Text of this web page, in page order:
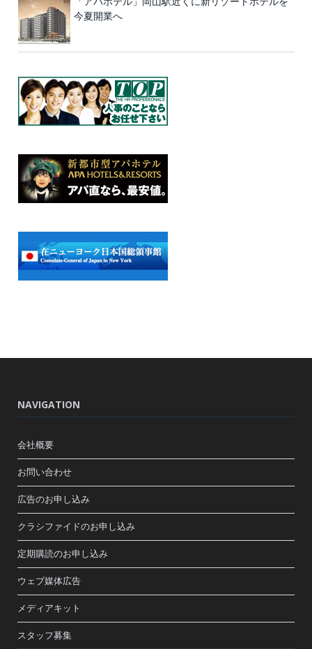
今夏開業へ
NAVIGATION
会社概要
お問い合わせ
広告のお申し込み
クラシファイドのお申し込み
定期購読のお申し込み
ウェブ媒体広告
メディアキット
スタッフ募集